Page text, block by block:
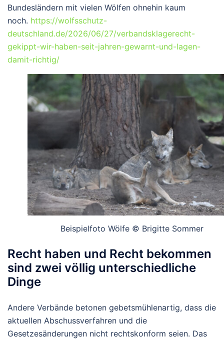
Bundesländern mit vielen Wölfen ohnehin kaum
noch. https://wolfsschutz-
deutschland.de/2026/06/27/verbandsklagerecht-
gekippt-wir-haben-seit-jahren-gewarnt-und-lagen-
damit-richtig/
Beispielfoto Wölfe © Brigitte Sommer
Recht haben und Recht bekommen
sind zwei völlig unterschiedliche
Dinge
Andere Verbände betonen gebetsmühlenartig, dass die
aktuellen Abschussverfahren und die
Gesetzesänderungen nicht rechtskonform seien. Das